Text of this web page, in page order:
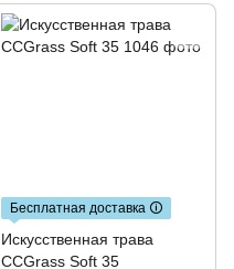
Бесплатная доставка 🛈
Искусственная трава
CCGrass Soft 35